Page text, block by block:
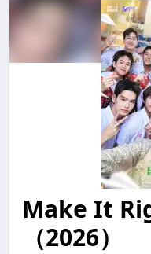
Make It
（2026）
make it right 2026